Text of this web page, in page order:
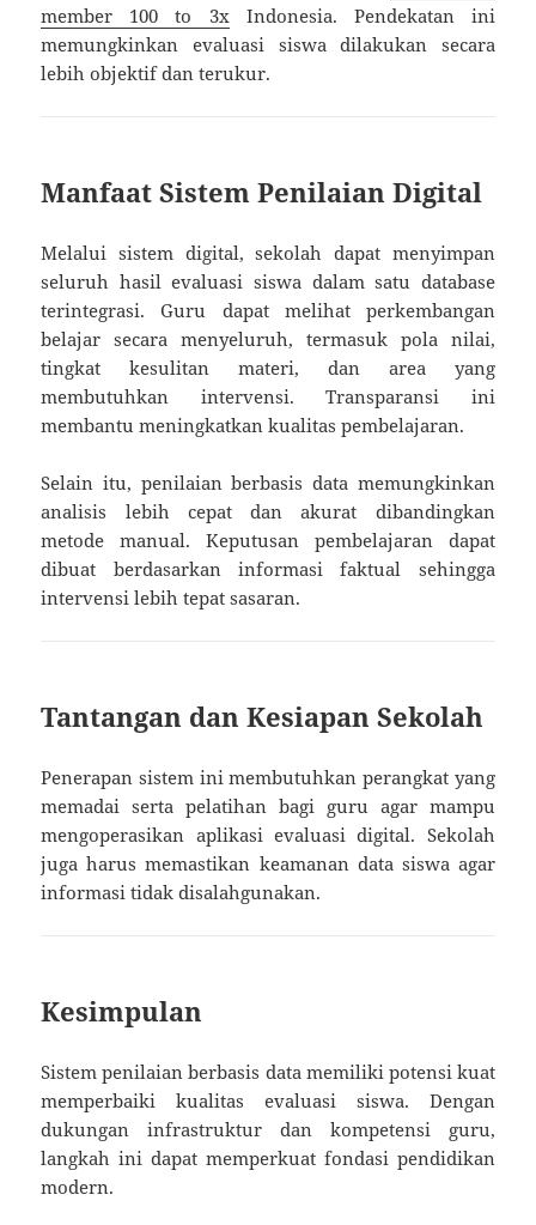
member 100 to 3xIndonesia. Pendekatan ini
memungkinkan evaluasi siswa dilakukan secara
lebih objektif dan terukur.
Manfaat Sistem Penilaian Digital
Melalui sistem digital, sekolah dapat menyimpan
seluruh hasil evaluasi siswa dalam satu database
terintegrasi. Guru dapat melihat perkembangan
belajar secara menyeluruh, termasuk pola nilai,
tingkat kesulitan materi, dan area yang
membutuhkan intervensi. Transparansi ini
membantu meningkatkan kualitas pembelajaran.
Selain itu, penilaian berbasis data memungkinkan
analisis lebih cepat dan akurat dibandingkan
metode manual. Keputusan pembelajaran dapat
dibuat berdasarkan informasi faktual sehingga
intervensi lebih tepat sasaran.
Tantangan dan Kesiapan Sekolah
Penerapan sistem ini membutuhkan perangkat yang
memadai serta pelatihan bagi guru agar mampu
mengoperasikan aplikasi evaluasi digital. Sekolah
juga harus memastikan keamanan data siswa agar
informasi tidak disalahgunakan.
Kesimpulan
Sistem penilaian berbasis data memiliki potensi kuat
memperbaiki kualitas evaluasi siswa. Dengan
dukungan infrastruktur dan kompetensi guru,
langkah ini dapat memperkuat fondasi pendidikan
modern.